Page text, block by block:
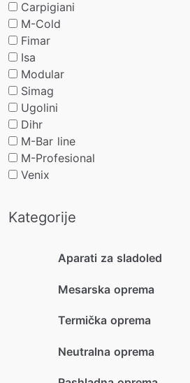
Carpigiani
M-Cold
Fimar
Isa
Modular
Simag
Ugolini
Dihr
M-Bar line
M-Profesional
Venix
Kategorije
Aparati za sladoled
Mesarska oprema
Termička oprema
Neutralna oprema